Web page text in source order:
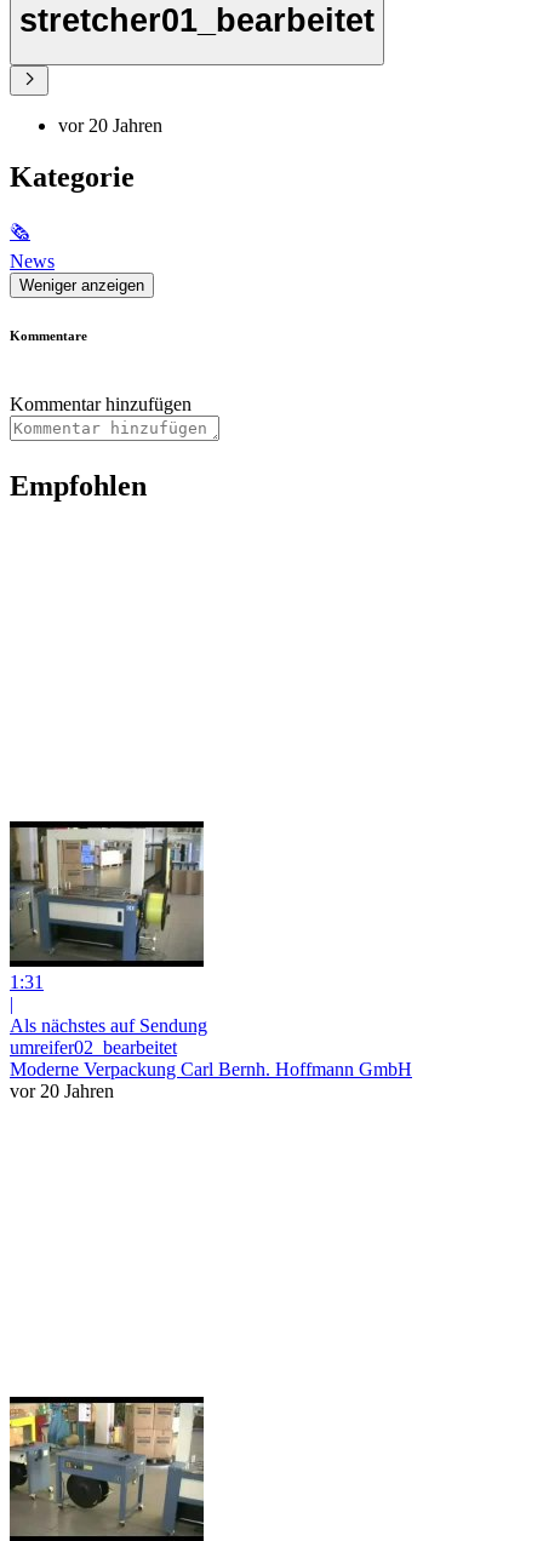
stretcher01_bearbeitet
vor 20 Jahren
Kategorie
🗞
News
Weniger anzeigen
Kommentare
Kommentar hinzufügen
Empfohlen
1:31
|
Als nächstes auf Sendung
umreifer02_bearbeitet
Moderne Verpackung Carl Bernh. Hoffmann GmbH
vor 20 Jahren